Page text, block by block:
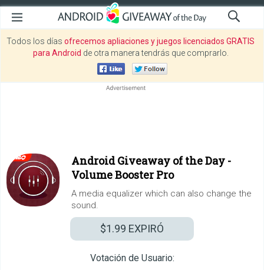
Todos los días ofrecemos apliaciones y juegos licenciados GRATIS
para Android de otra manera tendrás que comprarlo.
Android Giveaway of the Day -
Volume Booster Pro
A media equalizer which can also change the
sound.
$1.99 EXPIRÓ
Votación de Usuario: